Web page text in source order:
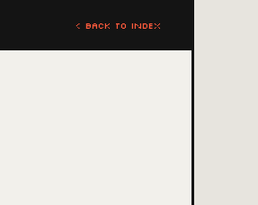
< BACK TO INDEX